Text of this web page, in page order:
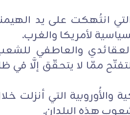
التي انتُهكت على يد
لأمريكا والغرب.
والعاطفي
ممّا لا يتحقّق إلَّا في
والأُوروبية التي أنزلت
هذه البلدان.